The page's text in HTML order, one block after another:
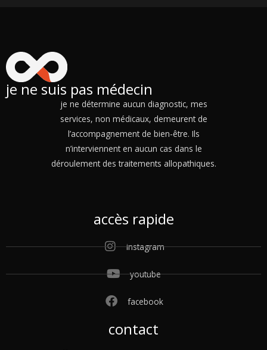
je ne suis pas médecin
je ne détermine aucun diagnostic, mes
services, non médicaux, demeurent de
l’accompagnement de bien-être. Ils
n’interviennent en aucun cas dans le
déroulement des traitements allopathiques.
accès rapide
instagram
youtube
facebook
contact